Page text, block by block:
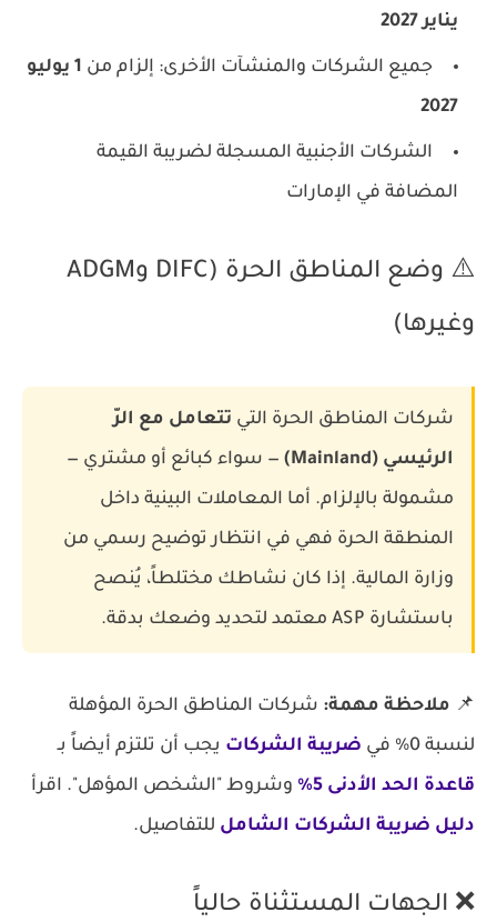
يناير 2027
جميع الشركات والمنشآت الأخرى: إلزام من
1 يوليو
2027
الشركات الأجنبية المسجلة لضريبة القيمة
المضافة في الإمارات
⚠️ وضع المناطق الحرة (DIFC وADGM
وغيرها)
شركات المناطق الحرة التي تتعامل مع الرّ
الرئيسي (Mainland)
— سواء كبائع أو مشتري —
مشمولة بالإلزام. أما المعاملات البينية داخل
المنطقة الحرة فهي في انتظار توضيح رسمي من
وزارة المالية. إذا كان نشاطك مختلطاً، يُنصح
باستشارة ASP معتمد لتحديد وضعك بدقة.
📌 ملاحظة مهمة: شركات المناطق الحرة المؤهلة
لنسبة 0% في
ضريبة الشركات يجب أن تلتزم أيضاً بـ
قاعدة الحد الأدنى 5%
وشروط "الشخص المؤهل". اقرأ
دليل ضريبة الشركات الشامل للتفاصيل.
❌ الجهات المستثناة حالياً